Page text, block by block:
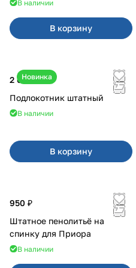
В наличии
В корзину
Новинка
2 600 ₽
Подлокотник штатный
В наличии
В корзину
950 ₽
Штатное пенолитьё на
спинку для Приора
В наличии